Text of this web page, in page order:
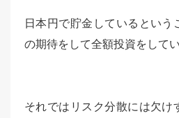
日本円で貯金しているという
の期待をして全額投資をして
それではリスク分散には欠け